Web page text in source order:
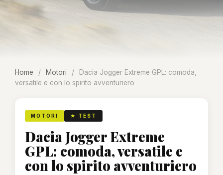
Home / Motori /
Dacia Jogger Extreme GPL: comoda,
versatile e con lo spirito avventuriero
MOTORI ★ TEST
Dacia Jogger Extreme
GPL: comoda, versatile e
con lo spirito avventuriero